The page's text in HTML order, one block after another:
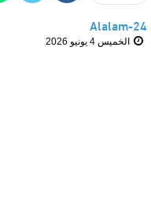
Alalam-24
الخميس 4 يونيو 2026